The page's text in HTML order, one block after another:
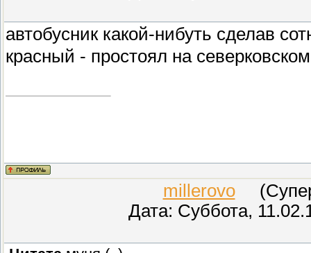
автобусник какой-нибуть сделав
красный - простоял на
millerovo
Дата: Суббота,